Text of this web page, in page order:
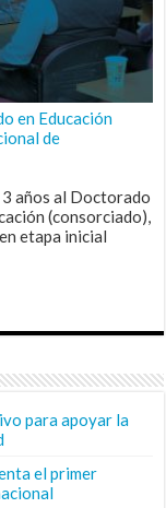
en Educación
de
años al Doctorado
(consorciado),
etapa inicial
para apoyar la
el primer